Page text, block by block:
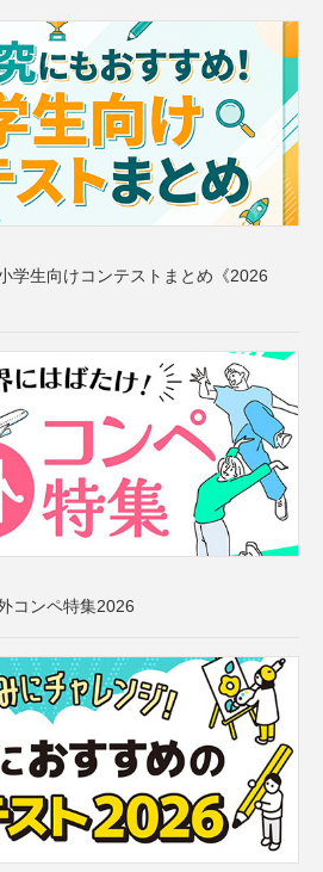
学生向けコンテストまとめ《2026
コンペ特集2026